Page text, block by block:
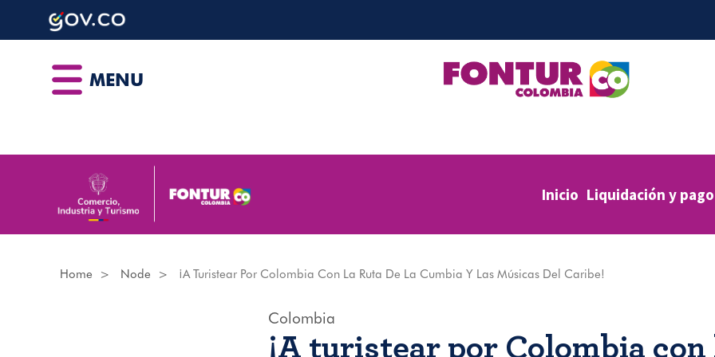
MENU
Inicio Liquidación y
Home Node ¡A Turistear Por Colombia Con La Ruta De La Cumbia Y Las Músicas Del Caribe!
Colombia
¡A turistear por Colombia con